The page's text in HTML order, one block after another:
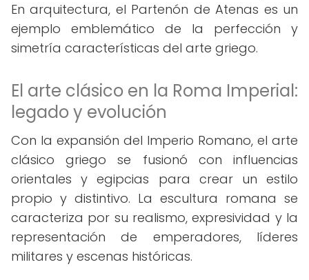
En arquitectura, el Partenón de Atenas es un
ejemplo emblemático de la perfección y
simetría características del arte griego.
El arte clásico en la Roma Imperial:
legado y evolución
Con la expansión del Imperio Romano, el arte
clásico griego se fusionó con influencias
orientales y egipcias para crear un estilo
propio y distintivo. La escultura romana se
caracteriza por su realismo, expresividad y la
representación de emperadores, líderes
militares y escenas históricas.